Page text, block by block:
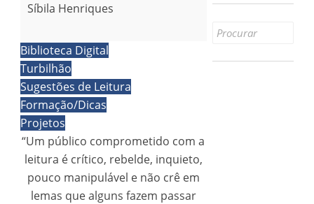
Síbila Henriques
Biblioteca Digital
Turbilhão
Sugestões de Leitura
Formação/Dicas
Projetos
“Um público comprometido com a
leitura é crítico, rebelde, inquieto,
pouco manipulável e não crê em
lemas que alguns fazem passar
Search